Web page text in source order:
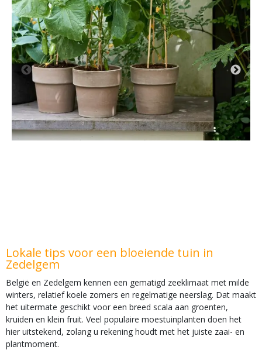
Lokale tips voor een bloeiende tuin in
Zedelgem
België en Zedelgem kennen een gematigd zeeklimaat met milde
winters, relatief koele zomers en regelmatige neerslag. Dat maakt
het uitermate geschikt voor een breed scala aan groenten,
kruiden en klein fruit. Veel populaire moestuinplanten doen het
hier uitstekend, zolang u rekening houdt met het juiste zaai- en
plantmoment.